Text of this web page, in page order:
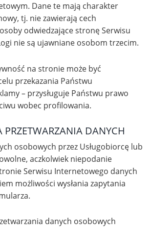
Dane te mają charakter
tj. nie zawierają cech
odwiedzające stronę Serwisu
nie są ujawniane osobom trzecim.
na stronie może być
przekazania Państwu
– przysługuje Państwu prawo
wobec profilowania.
PRZETWARZANIA DANYCH
osobowych przez Usługobiorcę lub
aczkolwiek niepodanie
Serwisu Internetowego danych
możliwości wysłania zapytania
danych osobowych